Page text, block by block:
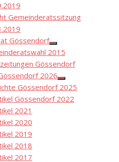
Gemeinderatssitzung
Gössendorf
Show
sub
menu
2015
Gössendorf
2026
Show
sub
menu
Gössendorf 2025
Gössendorf 2022
2021
2020
2019
2018
2017